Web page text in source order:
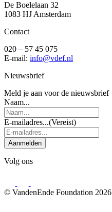
De Boelelaan 32
1083 HJ Amsterdam
Contact
020 – 57 45 075
E-mail: info@vdef.nl
Nieuwsbrief
Meld je aan voor de nieuwsbrief
Naam...
E-mailadres...(Vereist)
Aanmelden
Volg ons
© VandenEnde Foundation 2026